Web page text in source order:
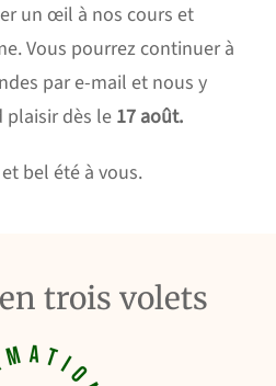
un œil à nos cours et
Vous pourrez continuer à
par e-mail et nous y
plaisir dès le 17 août.
bel été à vous.
trois volets